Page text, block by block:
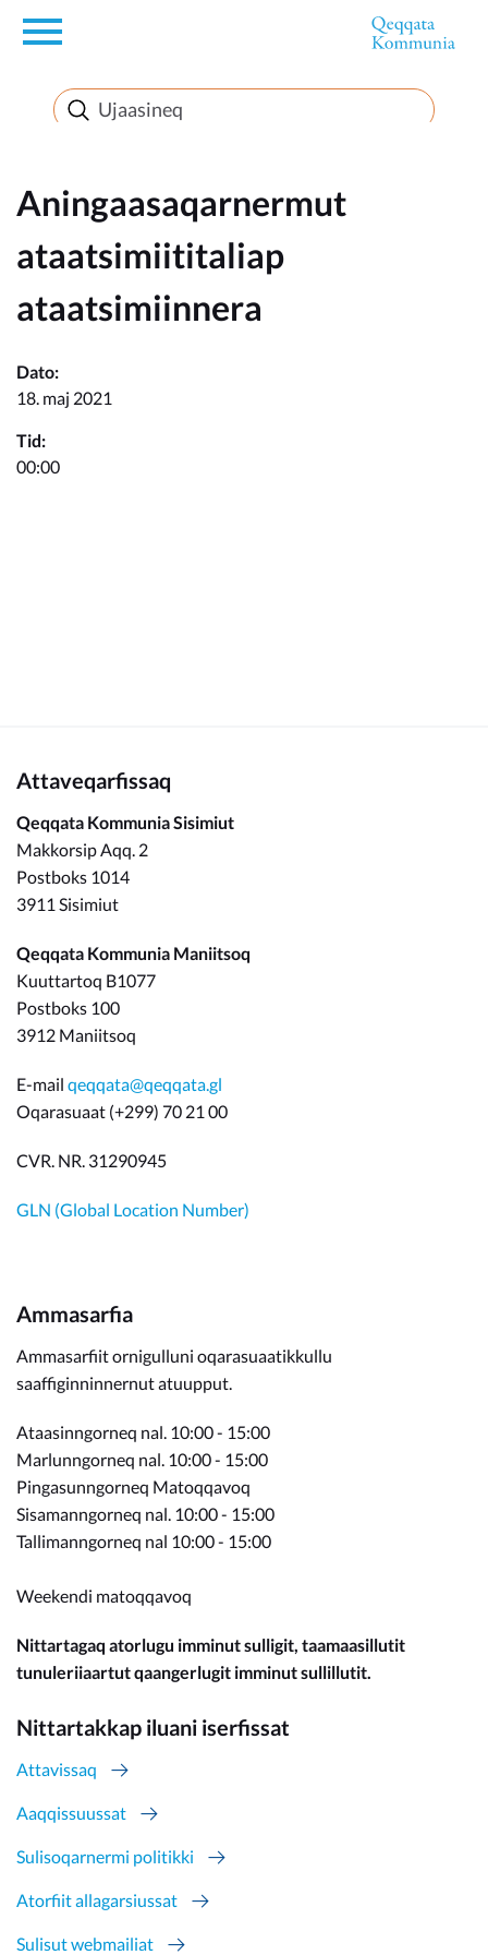
en
Innuttaasunut
Inuussutissarsiorneq
Politikki
Takornariat
Aningaasaqarnermut
ataatsimiititaliap
ataatsimiinnera
Dato:
18. maj 2021
Tid:
00:00
Attaveqarfissaq
Qeqqata Kommunia Sisimiut
Makkorsip Aqq. 2
Postboks 1014
3911 Sisimiut
Qeqqata Kommunia Maniitsoq
Kuuttartoq B1077
Postboks 100
3912 Maniitsoq
E-mail qeqqata@qeqqata.gl
Oqarasuaat (+299) 70 21 00
CVR. NR. 31290945
GLN (Global Location Number)
Ammasarfia
Ammasarfiit ornigulluni oqarasuaatikkullu
saaffiginninnernut atuupput.
Ataasinngorneq nal. 10:00 - 15:00
Marlunngorneq nal. 10:00 - 15:00
Pingasunngorneq Matoqqavoq
Sisamanngorneq nal. 10:00 - 15:00
Tallimanngorneq nal 10:00 - 15:00
Weekendi matoqqavoq
Nittartagaq atorlugu imminut sulligit, taamaasillutit
tunuleriiaartut qaangerlugit imminut sullillutit.
Nittartakkap iluani iserfissat
Attavissaq
Aaqqissuussat
Sulisoqarnermi politikki
Atorfiit allagarsiussat
Sulisut webmailiat